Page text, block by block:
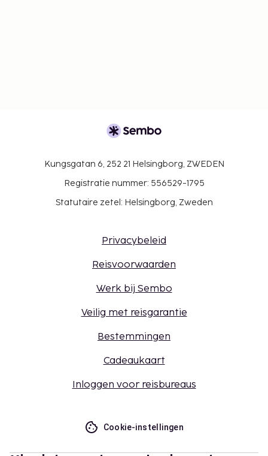
Kungsgatan 6, 252 21 Helsingborg, ZWEDEN
Registratie nummer: 556529-1795
Statutaire zetel: Helsingborg, Zweden
Privacybeleid
Reisvoorwaarden
Werk bij Sembo
Veilig met reisgarantie
Bestemmingen
Cadeaukaart
Inloggen voor reisbureaus
Cookie-instellingen